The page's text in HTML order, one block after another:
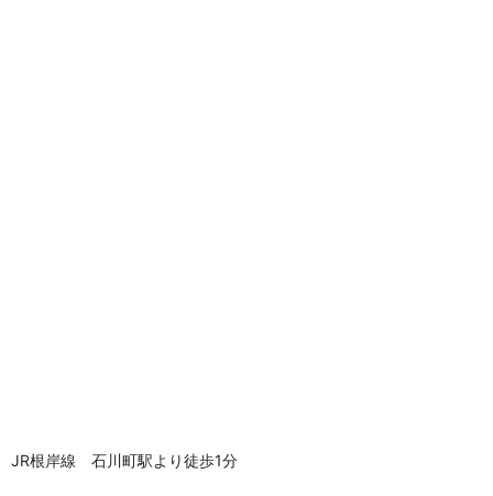
JR根岸線 石川町駅より徒歩1分